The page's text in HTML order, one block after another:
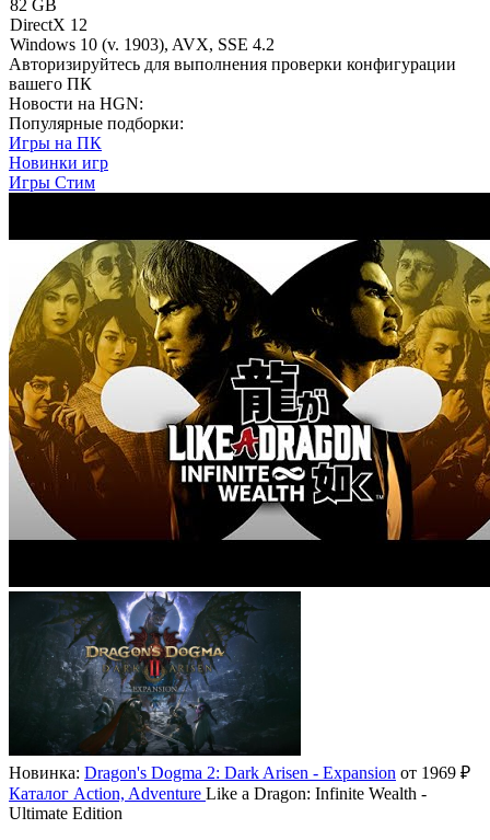
82 GB
DirectX 12
Windows 10 (v. 1903), AVX, SSE 4.2
Авторизируйтесь для выполнения проверки конфигурации
вашего ПК
Новости на HGN:
Популярные подборки:
Игры на ПК
Новинки игр
Игры Стим
Новинка: Dragon's Dogma 2: Dark Arisen - Expansion от 1969 ₽
Каталог Action, Adventure Like a Dragon: Infinite Wealth -
Ultimate Edition